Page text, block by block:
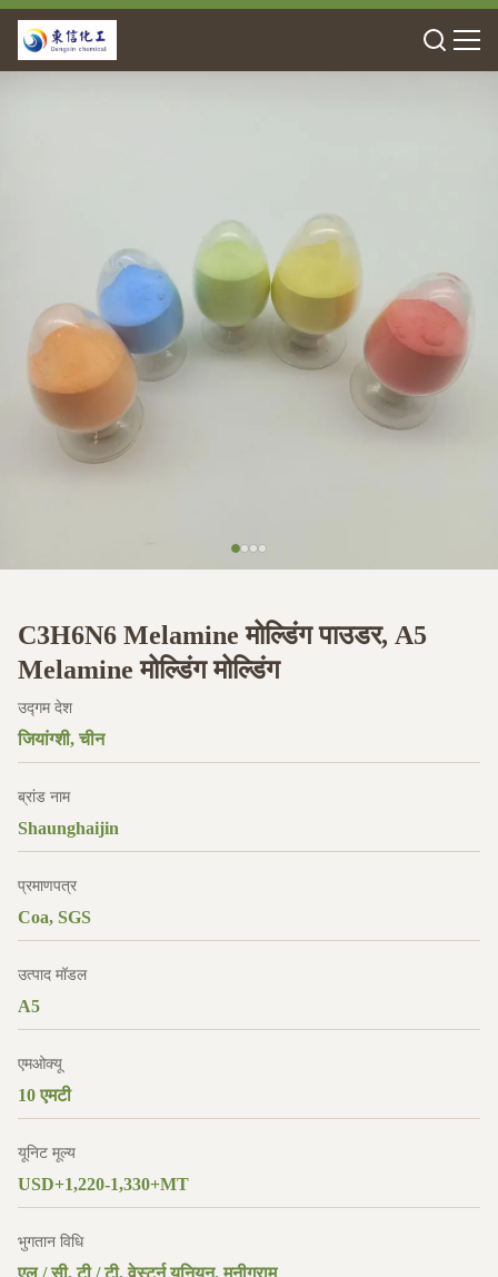
C3H6N6 Melamine मोल्डिंग पाउडर, A5
Melamine मोल्डिंग मोल्डिंग
उद्गम देश
जियांग्शी, चीन
ब्रांड नाम
Shaunghaijin
प्रमाणपत्र
Coa, SGS
उत्पाद मॉडल
A5
एमओक्यू
10 एमटी
यूनिट मूल्य
USD+1,220-1,330+MT
भुगतान विधि
एल / सी, टी / टी, वेस्टर्न यूनियन, मनीग्राम